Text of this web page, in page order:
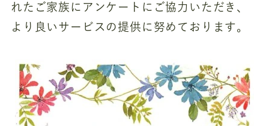
れたご家族にアンケートにご協力いただき、
より良いサービスの提供に努めております。